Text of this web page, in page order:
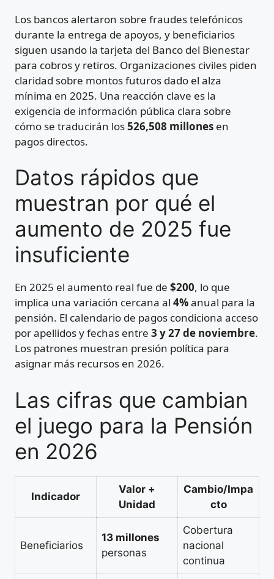
Los bancos alertaron sobre fraudes telefónicos
durante la entrega de apoyos, y beneficiarios
siguen usando la tarjeta del Banco del Bienestar
para cobros y retiros. Organizaciones civiles piden
claridad sobre montos futuros dado el alza
mínima en 2025. Una reacción clave es la
exigencia de información pública clara sobre
cómo se traducirán los526,508 millones en
pagos directos.
Datos rápidos que
muestran por qué el
aumento de 2025 fue
insuficiente
En 2025 el aumento real fue de $200, lo que
implica una variación cercana al 4%anual para la
pensión. El calendario de pagos condiciona acceso
por apellidos y fechas entre 3 y 27 de noviembre.
Los patrones muestran presión política para
asignar más recursos en 2026.
Las cifras que cambian
el juego para la Pensión
en 2026
Indicador
Valor +
Unidad
Cambio/Impa
cto
Beneficiarios
13 millones
personas
Cobertura
nacional
continua